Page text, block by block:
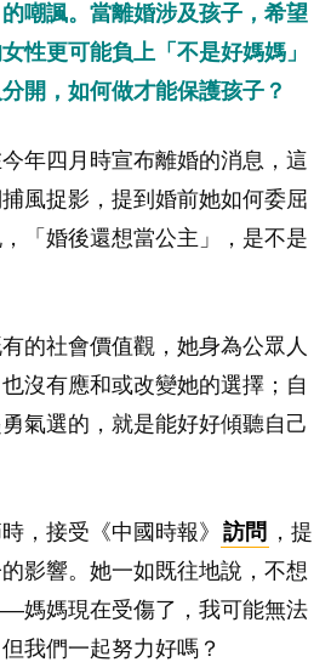
的嘲諷。當離婚涉及孩子，希望
性更可能負上「不是好媽媽」
開，如何做才能保護孩子？
年四月時宣布離婚的消息，這
風捉影，提到婚前她如何委屈
「婚後還想當公主」，是不是
的社會價值觀，她身為公眾人
沒有應和或改變她的選擇；自
氣選的，就是能好好傾聽自己
，接受《中國時報》 訪問 ，提
影響。她一如既往地說，不想
媽媽現在受傷了，我可能無法
我們一起努力好嗎？